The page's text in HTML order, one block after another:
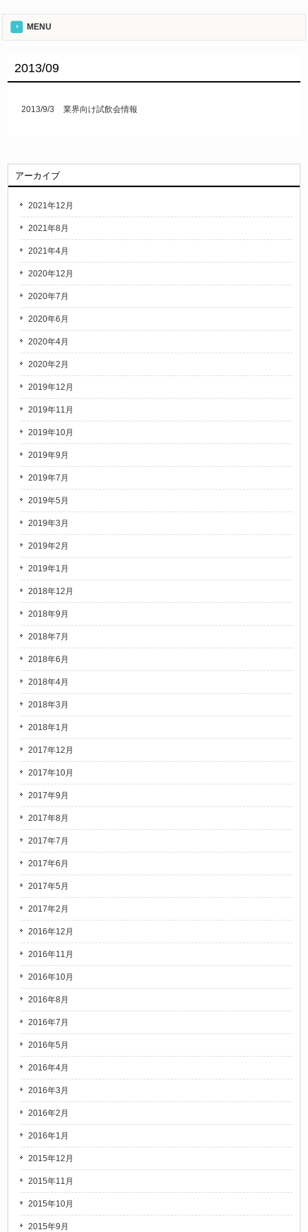
MENU
2013/09
2013/9/3 業界向け試飲会情報
アーカイブ
2021年12月
2021年8月
2021年4月
2020年12月
2020年7月
2020年6月
2020年4月
2020年2月
2019年12月
2019年11月
2019年10月
2019年9月
2019年7月
2019年5月
2019年3月
2019年2月
2019年1月
2018年12月
2018年9月
2018年7月
2018年6月
2018年4月
2018年3月
2018年1月
2017年12月
2017年10月
2017年9月
2017年8月
2017年7月
2017年6月
2017年5月
2017年2月
2016年12月
2016年11月
2016年10月
2016年8月
2016年7月
2016年5月
2016年4月
2016年3月
2016年2月
2016年1月
2015年12月
2015年11月
2015年10月
2015年9月